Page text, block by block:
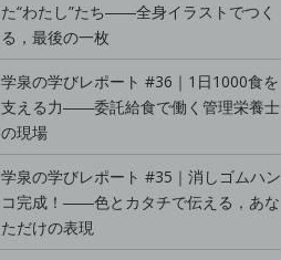
た“わたし”たち――全身イラストでつく
る，最後の一枚
学泉の学びレポート #36｜1日1000食を
支える力――委託給食で働く管理栄養士
の現場
学泉の学びレポート #35｜消しゴムハン
コ完成！――色とカタチで伝える，あな
ただけの表現